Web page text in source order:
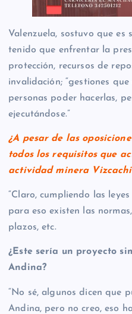
Valenzuela, sostuvo que
tenido que enfrentar la
protección, recursos de
invalidación; “gestiones
personas poder hacerlas,
ejecutándose.”
¿A pesar de las
todos los requisitos que
actividad minera
“Claro, cumpliendo las
para eso existen las
plazos, etc.
¿Este sería un proyecto
Andina?
“No sé, algunos dicen que
Andina, pero no creo, eso